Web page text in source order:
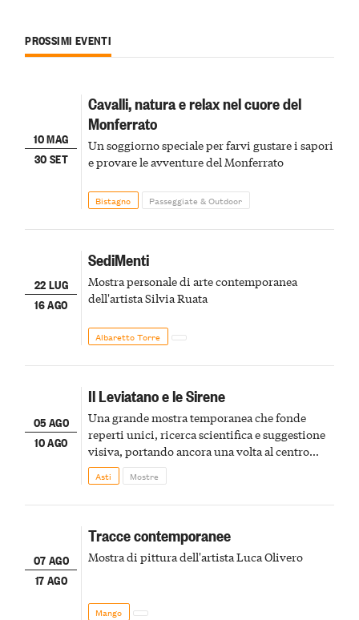
PROSSIMI EVENTI
10 MAG
30 SET
Cavalli, natura e relax nel cuore del
Monferrato
Un soggiorno speciale per farvi gustare i sapori
e provare le avventure del Monferrato
Bistagno Passeggiate & Outdoor
22 LUG
16 AGO
SediMenti
Mostra personale di arte contemporanea
dell'artista Silvia Ruata
Albaretto Torre
05 AGO
10 AGO
Il Leviatano e le Sirene
Una grande mostra temporanea che fonde
reperti unici, ricerca scientifica e suggestione
visiva, portando ancora una volta al centro
della scena le meraviglie del passato astigiano
Asti Mostre
07 AGO
17 AGO
Tracce contemporanee
Mostra di pittura dell'artista Luca Olivero
Mango